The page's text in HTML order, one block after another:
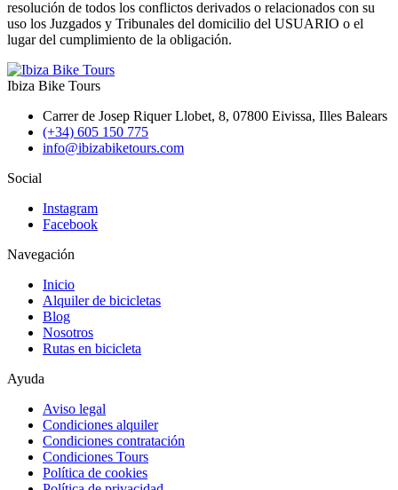
resolución de todos los conflictos derivados o relacionados con su
uso los Juzgados y Tribunales del domicilio del USUARIO o el
lugar del cumplimiento de la obligación.
Ibiza Bike Tours
Carrer de Josep Riquer Llobet, 8, 07800 Eivissa, Illes Balears
(+34) 605 150 775
info@ibizabiketours.com
Social
Instagram
Facebook
Navegación
Inicio
Alquiler de bicicletas
Blog
Nosotros
Rutas en bicicleta
Ayuda
Aviso legal
Condiciones alquiler
Condiciones contratación
Condiciones Tours
Política de cookies